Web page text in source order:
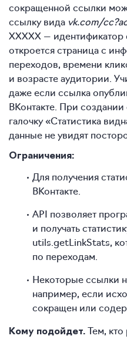
сокращенной ссылки
ссылку вида vk.com/
XXXXX —
откроется страница с
переходов, времени
и возрасте аудитории.
даже если ссылка
ВКонтакте. При
галочку «Статистика
данные не увидят
Ограничения:
Для получения
ВКонтакте.
API позволяет
и получать
utils.getLinkStats,
по переходам.
Некоторые ссылки
например, если
сокращен или
Кому подойдет. Тем, кто